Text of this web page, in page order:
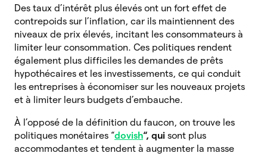
Des taux d’intérêt plus élevés ont un fort effet de
contrepoids sur l’inflation, car ils maintiennent des
niveaux de prix élevés, incitant les consommateurs à
limiter leur consommation. Ces politiques rendent
également plus difficiles les demandes de prêts
hypothécaires et les investissements, ce qui conduit
les entreprises à économiser sur les nouveaux projets
et à limiter leurs budgets d’embauche.
À l’opposé de la définition du faucon, on trouve les
politiques monétaires “dovish“, qui sont plus
accommodantes et tendent à augmenter la masse